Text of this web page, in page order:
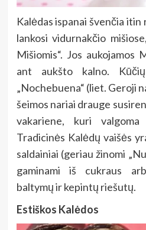
Kalėdas ispanai švenčia
lankosi vidurnakčio
Mišiomis“. Jos aukojamos
ant aukšto kalno.
„Nochebuena“ (liet. Geroji
šeimos nariai drauge
vakariene, kuri
Tradicinės Kalėdų vaišės
saldainiai (geriau žinomi
gaminami iš cukraus
baltymų ir kepintų riešutų.
Estiškos Kalėdos